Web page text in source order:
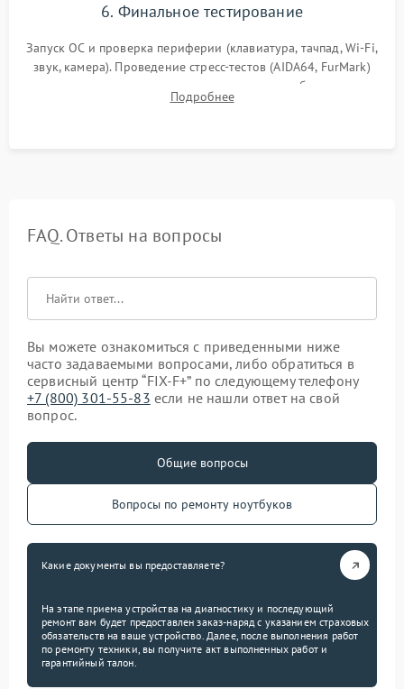
6. Финальное тестирование
Запуск ОС и проверка периферии (клавиатура, тачпад, Wi-Fi,
звук, камера). Проведение стресс-тестов (AIDA64, FurMark)
для контроля температурного режима и стабильности
системы под пиковой нагрузкой.
Подробнее
FAQ. Ответы на вопросы
Вы можете ознакомиться с приведенными ниже
часто задаваемыми вопросами, либо обратиться в
сервисный центр “FIX-F+” по следующему телефону
+7 (800) 301-55-83 если не нашли ответ на свой
вопрос.
Общие вопросы
Вопросы по ремонту ноутбуков
Какие документы вы предоставляете?
На этапе приема устройства на диагностику и последующий
ремонт вам будет предоставлен заказ-наряд с указанием страховых
обязательств на ваше устройство. Далее, после выполнения работ
по ремонту техники, вы получите акт выполненных работ и
гарантийный талон.